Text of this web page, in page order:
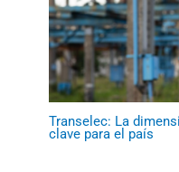
Transelec: La
clave para el país